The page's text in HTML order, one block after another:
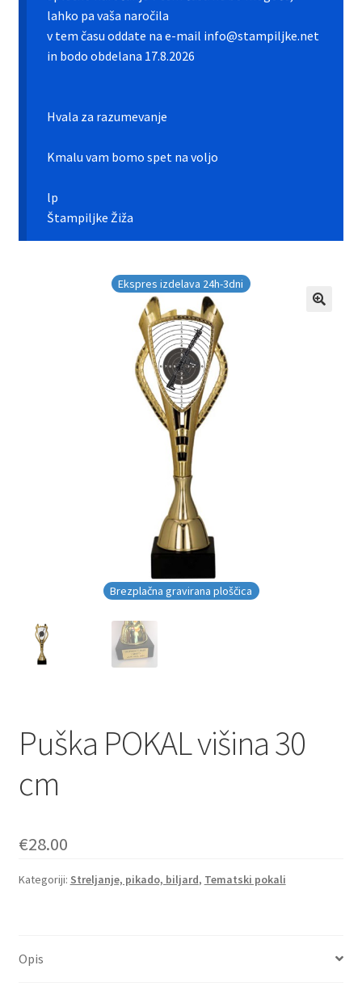
Galerija športnih vstavkov
Moj profil
lahko pa vaša naročila
v tem času oddate na e-mail info@stampiljke.net
in bodo obdelana 17.8.2026
Hvala za razumevanje
Kmalu vam bomo spet na voljo
lp
Štampiljke Žiža
Brezplačna gravirana ploščica
Ekspres izdelava 24h-3dni
Puška POKAL višina 30
cm
€28.00
Kategoriji: Streljanje, pikado, biljard, Tematski pokali
Opis